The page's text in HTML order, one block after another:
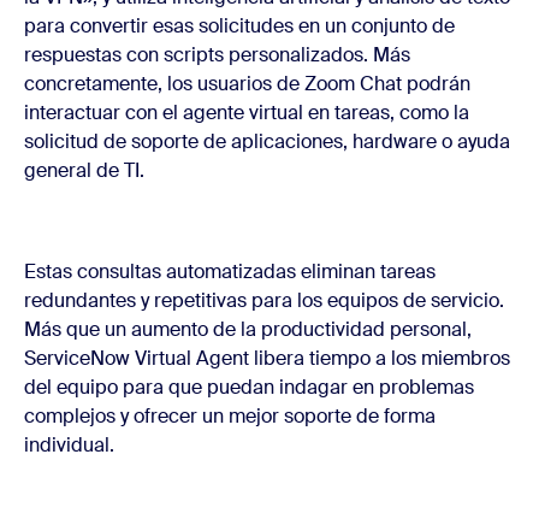
para convertir esas solicitudes en un conjunto de
respuestas con scripts personalizados. Más
concretamente, los usuarios de Zoom Chat podrán
interactuar con el agente virtual en tareas, como la
solicitud de soporte de aplicaciones, hardware o ayuda
general de TI.
Estas consultas automatizadas eliminan tareas
redundantes y repetitivas para los equipos de servicio.
Más que un aumento de la productividad personal,
ServiceNow Virtual Agent libera tiempo a los miembros
del equipo para que puedan indagar en problemas
complejos y ofrecer un mejor soporte de forma
individual.